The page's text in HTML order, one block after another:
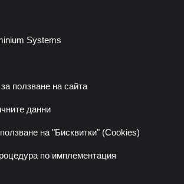
Systems
ползване на сайта
данни
на "Бисквитки" (Cookies)
по имплементация